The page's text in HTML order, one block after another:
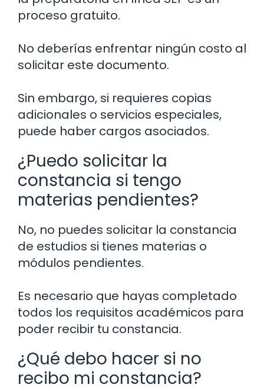
proceso gratuito.
No deberías enfrentar ningún costo al
solicitar este documento.
Sin embargo, si requieres copias
adicionales o servicios especiales,
puede haber cargos asociados.
¿Puedo solicitar la
constancia si tengo
materias pendientes?
No, no puedes solicitar la constancia
de estudios si tienes materias o
módulos pendientes.
Es necesario que hayas completado
todos los requisitos académicos para
poder recibir tu constancia.
¿Qué debo hacer si no
recibo mi constancia?